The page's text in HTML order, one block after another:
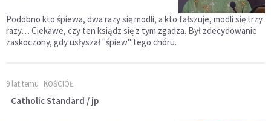
Podobno kto śpiewa, dwa razy się modli, a kto fałszuje, modli się trzy
razy… Ciekawe, czy ten ksiądz się z tym zgadza. Był zdecydowanie
zaskoczony, gdy usłyszał "śpiew" tego chóru.
9 lat temu KOŚCIÓŁ
Catholic Standard / jp